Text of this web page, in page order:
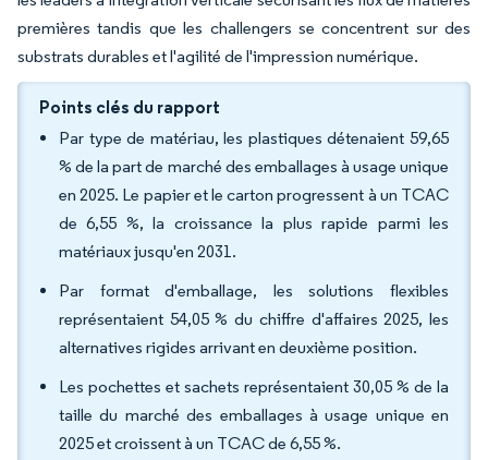
premières tandis que les challengers se concentrent sur des
substrats durables et l'agilité de l'impression numérique.
Points clés du rapport
Par type de matériau, les plastiques détenaient 59,65
% de la part de marché des emballages à usage unique
en 2025. Le papier et le carton progressent à un TCAC
de 6,55 %, la croissance la plus rapide parmi les
matériaux jusqu'en 2031.
Par format d'emballage, les solutions flexibles
représentaient 54,05 % du chiffre d'affaires 2025, les
alternatives rigides arrivant en deuxième position.
Les pochettes et sachets représentaient 30,05 % de la
taille du marché des emballages à usage unique en
2025 et croissent à un TCAC de 6,55 %.